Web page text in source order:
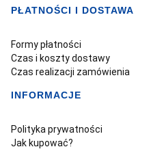
PŁATNOŚCI I DOSTAWA
Formy płatności
Czas i koszty dostawy
Czas realizacji zamówienia
INFORMACJE
Polityka prywatności
Jak kupować?